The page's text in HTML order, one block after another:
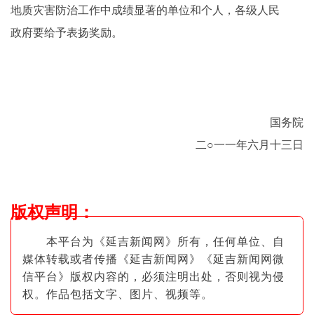
地质灾害防治工作中成绩显著的单位和个人，各级人民
政府要给予表扬奖励。
国务院
二○一一年六月十三日
版权声明：
本平台为《延吉新闻网》所有，任何单位、自
媒体转载或者传播《延吉新闻网》《延吉新闻网微
信平台》版权内容的，必须注明出处，否则视为侵
权。作品包括文字、图片 、视频等。